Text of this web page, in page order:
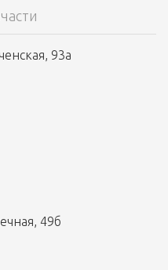
93а
49б